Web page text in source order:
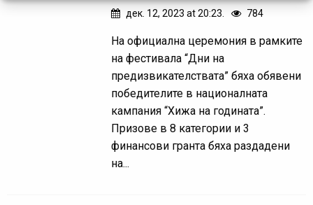
дек. 12, 2023 at 20:23. 784
На официална церемония в рамките
на фестивала “Дни на
предизвикателствата” бяха обявени
победителите в националната
кампания “Хижа на годината”.
Призове в 8 категории и 3
финансови гранта бяха раздадени
на...